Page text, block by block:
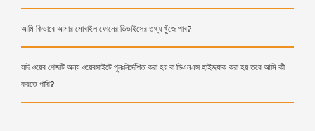
আমি কিভাবে আমার মোবাইল ফোনের ডিভাইসের তথ্য খুঁজে পাব?
যদি ওয়েব পেজটি অন্য ওয়েবসাইটে পুনঃনির্দেশিত করা হয় বা ডিএনএস হাইজ্যাক করা হয় তবে আমি কী
করতে পারি?